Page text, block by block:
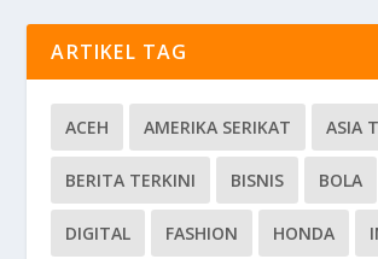
ARTIKEL TAG
ACEH AMERIKA SERIKAT ASIA
BERITA TERKINI BISNIS BOLA
DIGITAL FASHION HONDA